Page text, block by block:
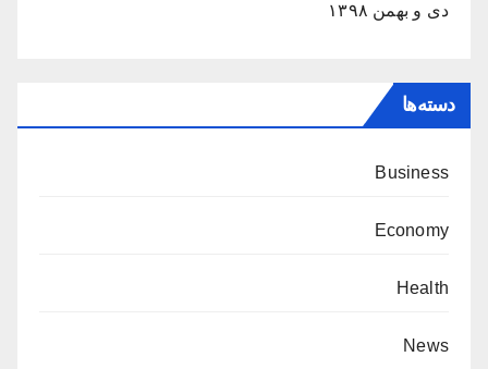
دی و بهمن ۱۳۹۸
دسته‌ها
Business
Economy
Health
News